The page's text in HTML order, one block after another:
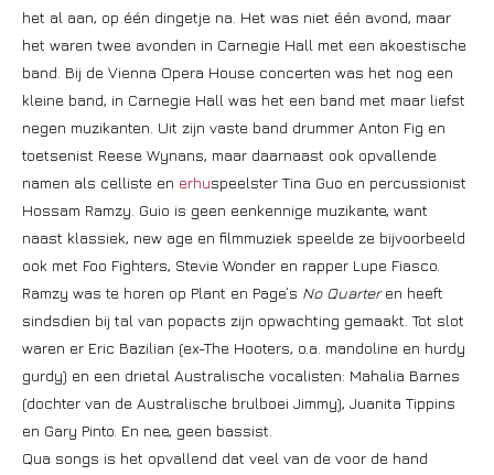
het al aan, op één dingetje na. Het was niet één avond, maar
het waren twee avonden in Carnegie Hall met een akoestische
band. Bij de Vienna Opera House concerten was het nog een
kleine band, in Carnegie Hall was het een band met maar liefst
negen muzikanten. Uit zijn vaste band drummer Anton Fig en
toetsenist Reese Wynans, maar daarnaast ook opvallende
namen als celliste en erhuspeelster Tina Guo en percussionist
Hossam Ramzy. Guio is geen eenkennige muzikante, want
naast klassiek, new age en filmmuziek speelde ze bijvoorbeeld
ook met Foo Fighters, Stevie Wonder en rapper Lupe Fiasco.
Ramzy was te horen op Plant en Page’s No Quarteren heeft
sindsdien bij tal van popacts zijn opwachting gemaakt. Tot slot
waren er Eric Bazilian (ex-The Hooters, o.a. mandoline en hurdy
gurdy) en een drietal Australische vocalisten: Mahalia Barnes
(dochter van de Australische brulboei Jimmy), Juanita Tippins
en Gary Pinto. En nee, geen bassist.
Qua songs is het opvallend dat veel van de voor de hand